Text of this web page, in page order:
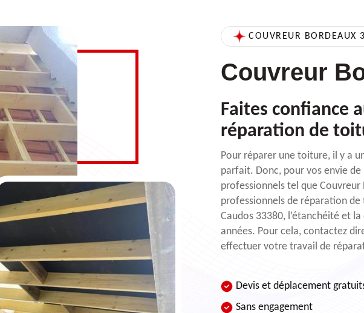
COUVREUR BORDEAUX
Couvreur
Faites confiance
réparation de
Pour réparer une toiture, il y a
parfait. Donc, pour vos envie
professionnels tel que
professionnels de réparation
Caudos 33380, l’étanchéité et
années. Pour cela, contactez
effectuer votre travail de
Devis et déplacement
Sans engagement